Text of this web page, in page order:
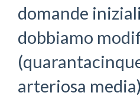
domande
dobbiamo
arteriosa